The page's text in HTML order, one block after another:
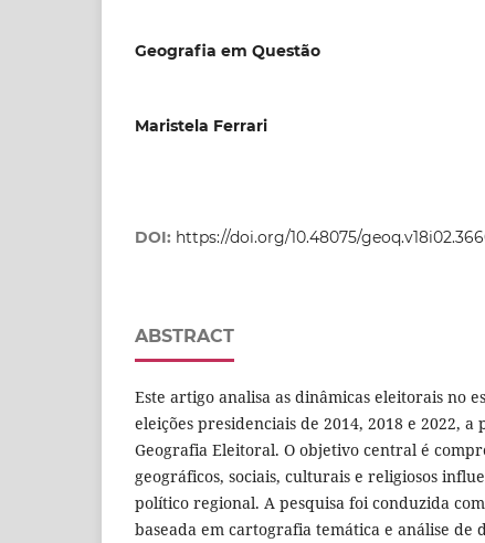
Geografia em Questão
Maristela Ferrari
DOI: https://doi.org/10.48075/
ABSTRACT
Este artigo analisa as dinâmicas eleitorais no
eleições presidenciais de 2014, 2018 e 2022,
Geografia Eleitoral. O objetivo central é
geográficos, sociais, culturais e religiosos
político regional. A pesquisa foi conduzida
baseada em cartografia temática e análise de